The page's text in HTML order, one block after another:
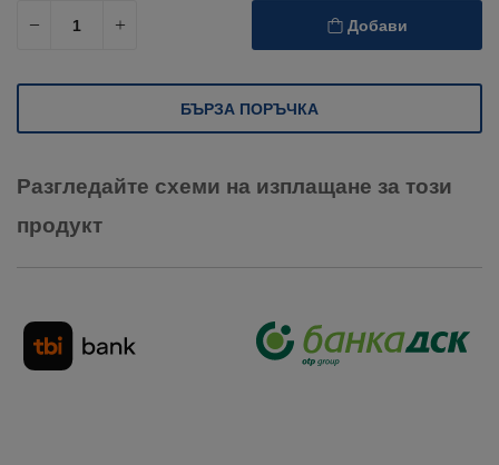
Добави
БЪРЗА ПОРЪЧКА
Разгледайте схеми на изплащане за този
продукт